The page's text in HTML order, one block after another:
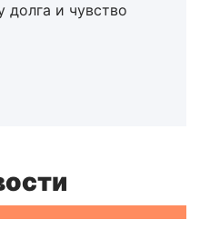
долга и чувство